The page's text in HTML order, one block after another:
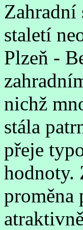
staletí
Plzeň -
nichž
stála
přeje
hodnoty.
proměna